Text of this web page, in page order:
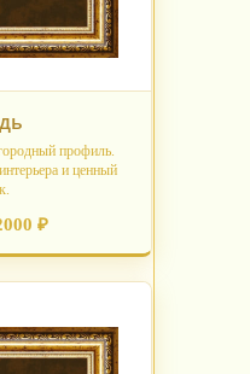
профиль.
и ценный
₽